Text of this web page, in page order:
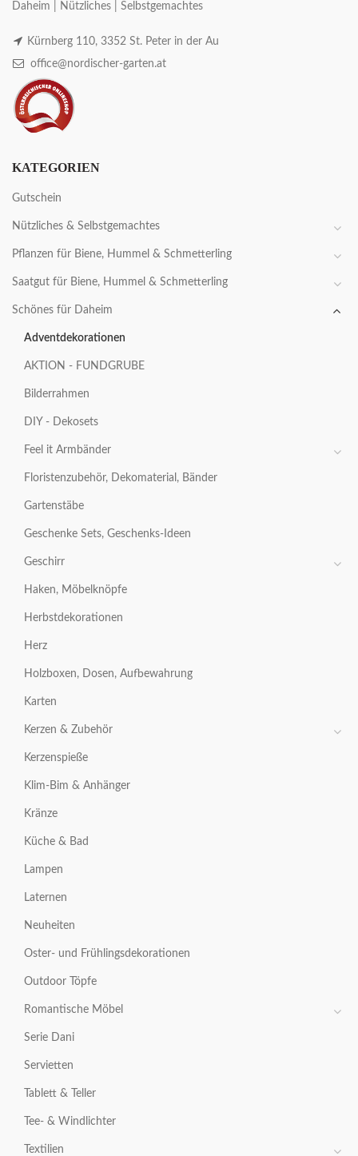
Daheim | Nützliches | Selbstgemachtes
Kürnberg 110, 3352 St. Peter in der Au
office@nordischer-garten.at
KATEGORIEN
Gutschein
Nützliches & Selbstgemachtes
Pflanzen für Biene, Hummel & Schmetterling
Saatgut für Biene, Hummel & Schmetterling
Schönes für Daheim
Adventdekorationen
AKTION - FUNDGRUBE
Bilderrahmen
DIY - Dekosets
Feel it Armbänder
Floristenzubehör, Dekomaterial, Bänder
Gartenstäbe
Geschenke Sets, Geschenks-Ideen
Geschirr
Haken, Möbelknöpfe
Herbstdekorationen
Herz
Holzboxen, Dosen, Aufbewahrung
Karten
Kerzen & Zubehör
Kerzenspieße
Klim-Bim & Anhänger
Kränze
Küche & Bad
Lampen
Laternen
Neuheiten
Oster- und Frühlingsdekorationen
Outdoor Töpfe
Romantische Möbel
Serie Dani
Servietten
Tablett & Teller
Tee- & Windlichter
Textilien